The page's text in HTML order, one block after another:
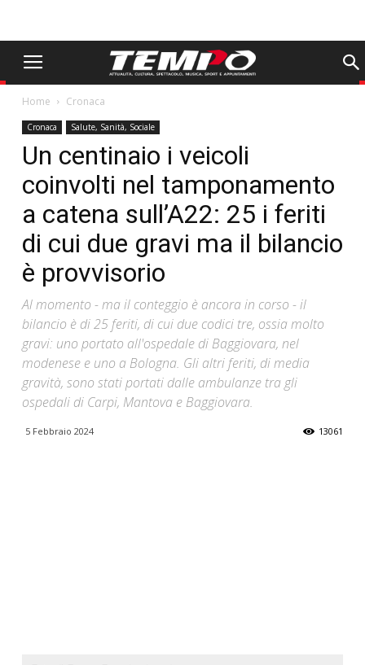
Home Cronaca
Cronaca Salute, Sanità, Sociale
Un centinaio i veicoli
coinvolti nel tamponamento
a catena sull’A22: 25 i feriti
di cui due gravi ma il bilancio
è provvisorio
Al momento - ma il conteggio è ancora in corso - il
bilancio è di 25 feriti, di cui due codici tre, ossia molto
gravi: uno portato all'ospedale di Baggiovara, nel
modenese e uno a Bologna. Gli altri feriti, di media
gravità, sono stati portati dalle ambulanze tra gli
ospedali di Carpi, Mantova e Baggiovara.
5 Febbraio 2024 13061